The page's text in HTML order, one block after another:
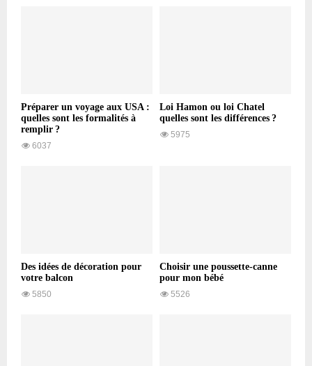
Préparer un voyage aux USA :
quelles sont les formalités à
remplir ?
6037
Loi Hamon ou loi Chatel
quelles sont les différences ?
5975
Des idées de décoration pour
votre balcon
5850
Choisir une poussette-canne
pour mon bébé
5526